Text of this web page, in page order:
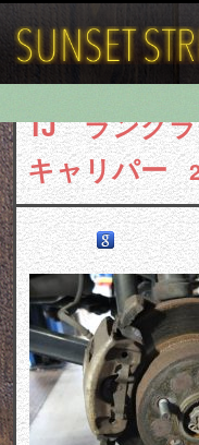
TJ ラング
キャリパー